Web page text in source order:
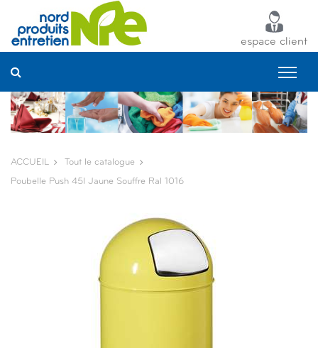
espace client
ACCUEIL Tout le catalogue
Poubelle Push 45l Jaune Souffre Ral 1016
Panneau de gestion des cookies